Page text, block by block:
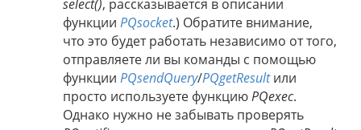
select(), рассказывается в описании
функции PQsocket.) Обратите внимание,
что это будет работать независимо от того,
отправляете ли вы команды с помощью
функции PQsendQuery/PQgetResultили
просто используете функциюPQexec.
Однако нужно не забывать проверять